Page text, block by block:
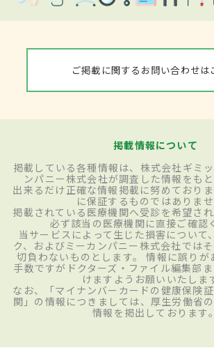
ご掲載に関するお問い合わせは
掲載情報について
掲載している各種情報は、株式会社ギミ
ンパニー株式会社が調査した情報をもと
出来るだけ正確な情報掲載に努めており
に保証するものではありませ
掲載されている医療機関へ受診を希望さ
必ず該当の医療機関に直接ご確認
当サービスによって生じた損害について
ク、およびミーカンパニー株式会社では
切負わないものとします。 情報に誤りが
手数ですがドクターズ・ファイル編集部
けますようお願いいたしま
なお、「マイナンバーカードの健康保険
関」の情報につきましては、厚生労働省の
情報を掲出しております。